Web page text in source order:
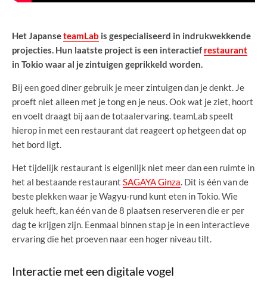
Het JapanseteamLab is gespecialiseerd in indrukwekkende
projecties. Hun laatste project is een interactiefrestaurant
in Tokio waar al je zintuigen geprikkeld worden.
Bij een goed diner gebruik je meer zintuigen dan je denkt. Je
proeft niet alleen met je tong en je neus. Ook wat je ziet, hoort
en voelt draagt bij aan de totaalervaring. teamLab speelt
hierop in met een restaurant dat reageert op hetgeen dat op
het bord ligt.
Het tijdelijk restaurant is eigenlijk niet meer dan een ruimte in
het al bestaande restaurant SAGAYA Ginza. Dit is één van de
beste plekken waar je Wagyu-rund kunt eten in Tokio. Wie
geluk heeft, kan één van de 8 plaatsen reserveren die er per
dag te krijgen zijn. Eenmaal binnen stap je in een interactieve
ervaring die het proeven naar een hoger niveau tilt.
Interactie met een digitale vogel